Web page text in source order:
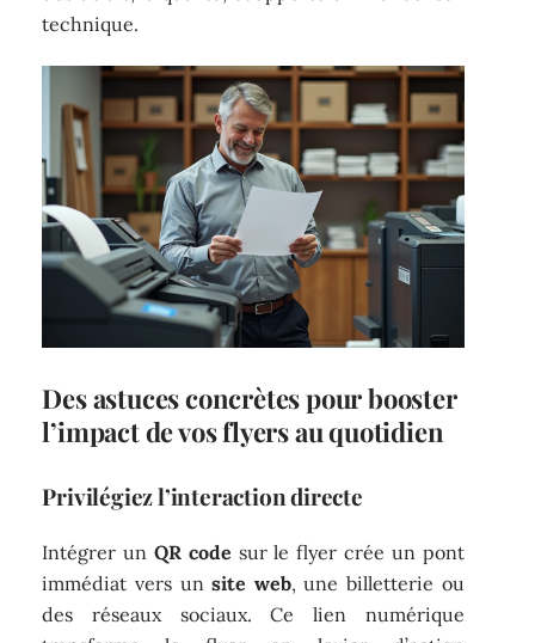
technique.
Des astuces concrètes pour booster
l’impact de vos flyers au quotidien
Privilégiez l’interaction directe
Intégrer un QR code sur le flyer crée un pont
immédiat vers unsite web, une billetterie ou
des réseaux sociaux. Ce lien numérique